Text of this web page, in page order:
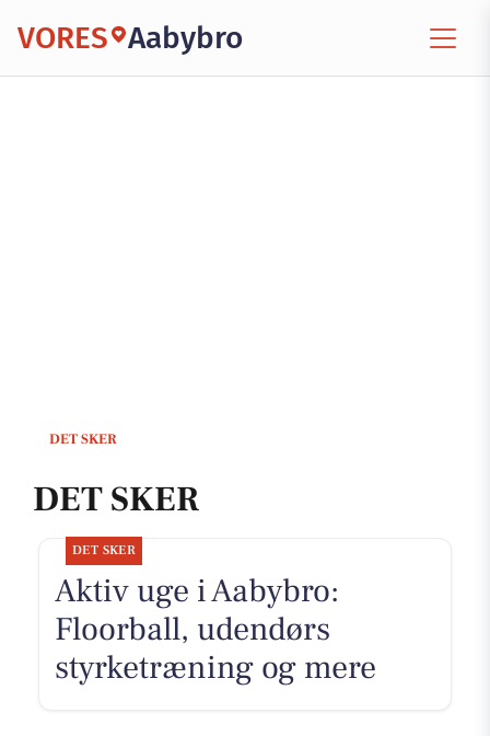
VORES Aabybro
DET SKER
DET SKER
DET SKER
Aktiv uge i Aabybro:
Floorball, udendørs
styrketræning og mere